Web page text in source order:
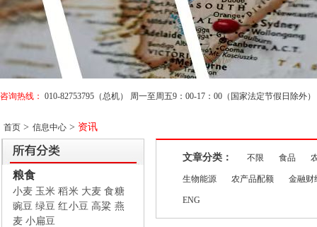
咨询热线： 010-82753795（总机） 周一至周五9：00-17：00（国家法定节假日除外）
首页 > 信息中心 > 资讯
粮食
小麦 玉米 稻米 大麦 食糖
豌豆 绿豆 红小豆 高粱 燕
麦 小扁豆
文章分类： 不限 食品
生物能源 农产品配额 金融财
ENG